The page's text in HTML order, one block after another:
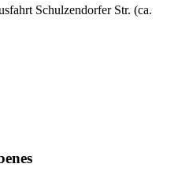
Schulzendorfer Str. (ca.